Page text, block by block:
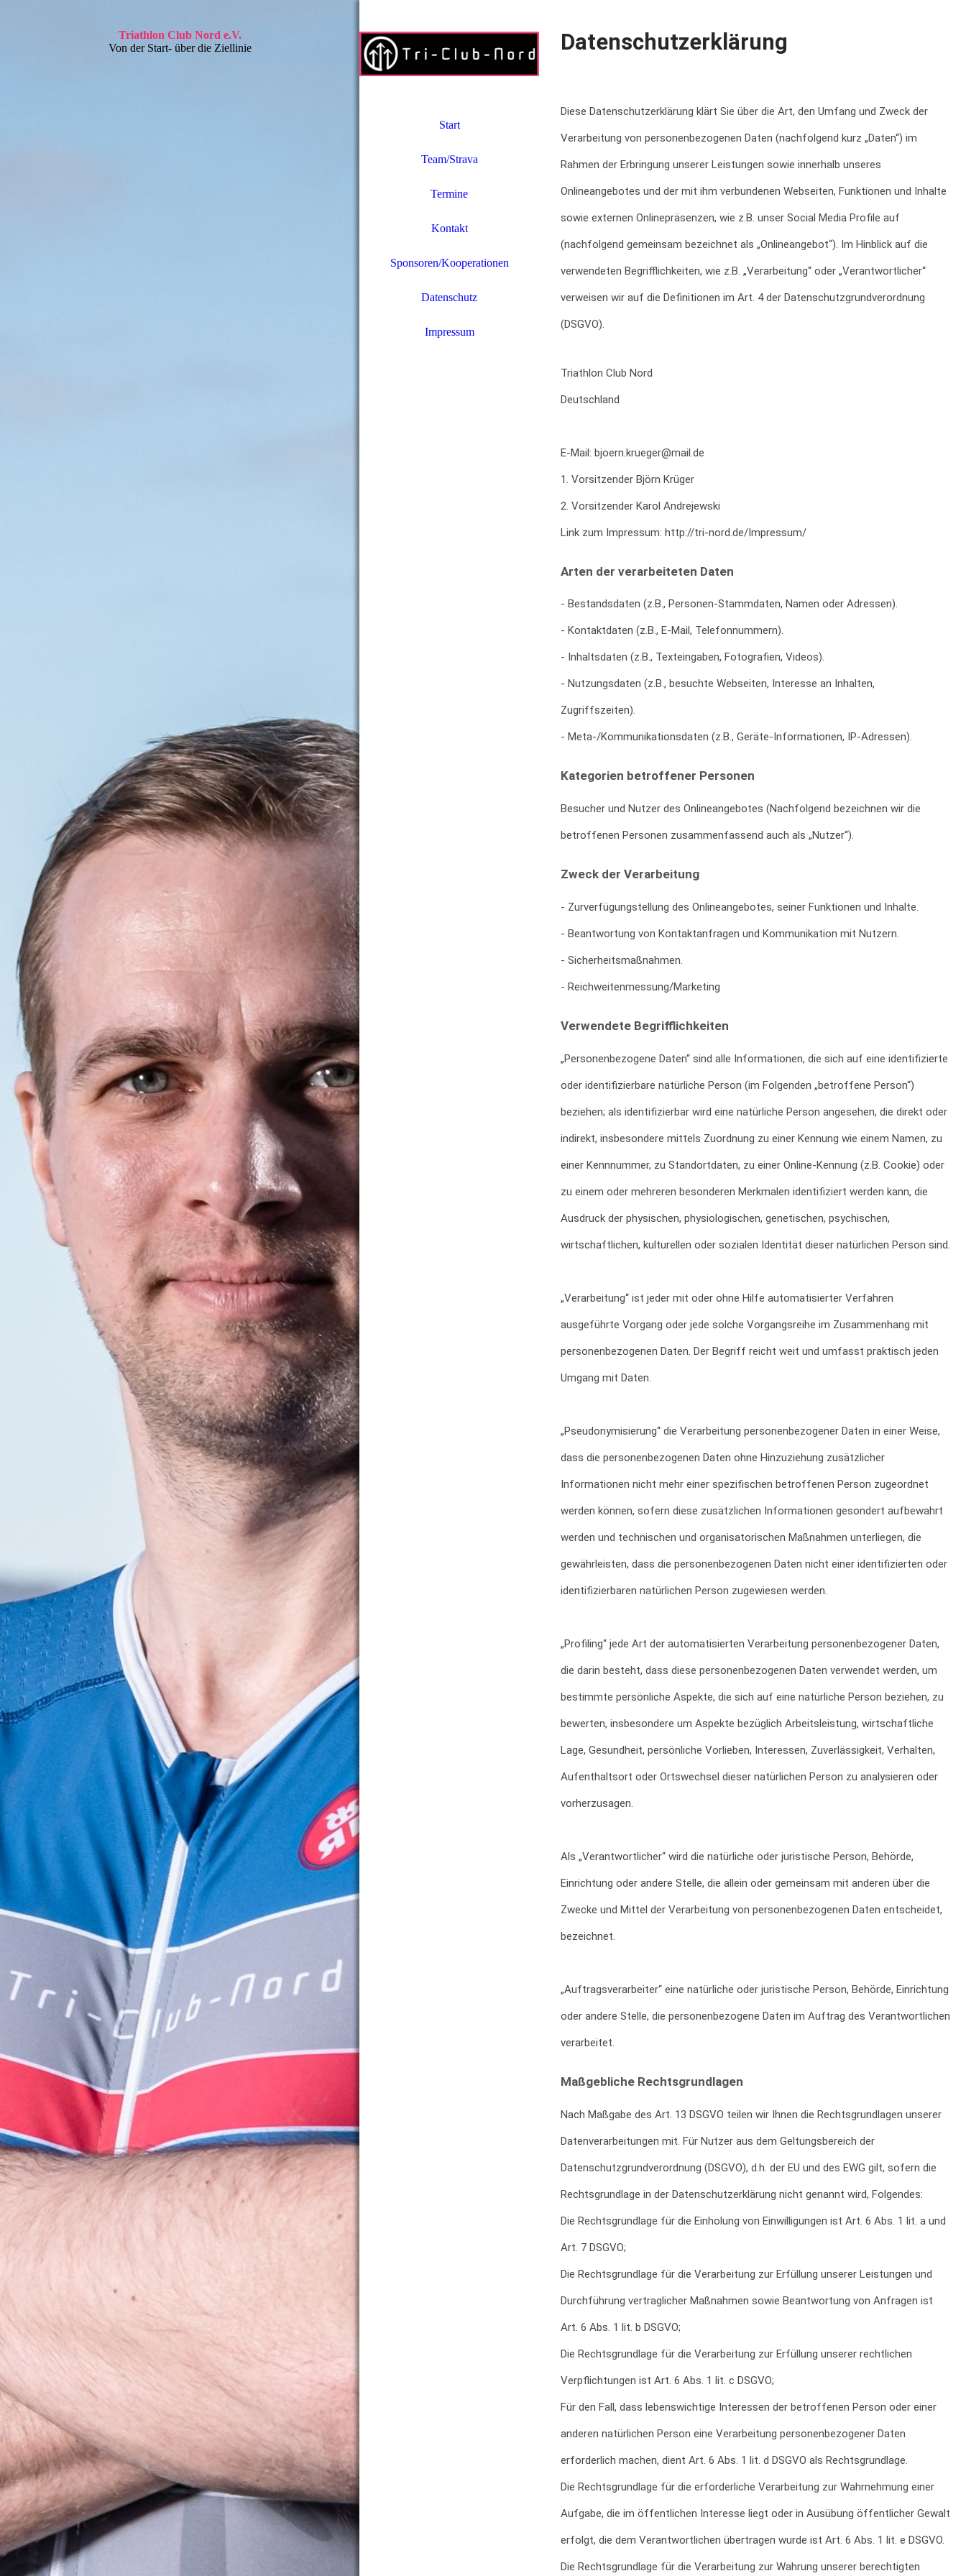
Triathlon Club Nord e.V.
Von der Start- über die Ziellinie
Start
Team/Strava
Termine
Kontakt
Sponsoren/Kooperationen
Datenschutz
Impressum
Datenschutzerklärung
Diese Datenschutzerklärung klärt Sie über die Art, den Umfang und Zweck der
Verarbeitung von personenbezogenen Daten (nachfolgend kurz „Daten“) im
Rahmen der Erbringung unserer Leistungen sowie innerhalb unseres
Onlineangebotes und der mit ihm verbundenen Webseiten, Funktionen und Inhalte
sowie externen Onlinepräsenzen, wie z.B. unser Social Media Profile auf
(nachfolgend gemeinsam bezeichnet als „Onlineangebot“). Im Hinblick auf die
verwendeten Begrifflichkeiten, wie z.B. „Verarbeitung“ oder „Verantwortlicher“
verweisen wir auf die Definitionen im Art. 4 der Datenschutzgrundverordnung
(DSGVO).
Triathlon Club Nord
Deutschland
E-Mail: bjoern.krueger@mail.de
1. Vorsitzender Björn Krüger
2. Vorsitzender Karol Andrejewski
Link zum Impressum: http://tri-nord.de/Impressum/
Arten der verarbeiteten Daten
- Bestandsdaten (z.B., Personen-Stammdaten, Namen oder Adressen).
- Kontaktdaten (z.B., E-Mail, Telefonnummern).
- Inhaltsdaten (z.B., Texteingaben, Fotografien, Videos).
- Nutzungsdaten (z.B., besuchte Webseiten, Interesse an Inhalten,
Zugriffszeiten).
- Meta-/Kommunikationsdaten (z.B., Geräte-Informationen, IP-Adressen).
Kategorien betroffener Personen
Besucher und Nutzer des Onlineangebotes (Nachfolgend bezeichnen wir die
betroffenen Personen zusammenfassend auch als „Nutzer“).
Zweck der Verarbeitung
- Zurverfügungstellung des Onlineangebotes, seiner Funktionen und Inhalte.
- Beantwortung von Kontaktanfragen und Kommunikation mit Nutzern.
- Sicherheitsmaßnahmen.
- Reichweitenmessung/Marketing
Verwendete Begrifflichkeiten
„Personenbezogene Daten“ sind alle Informationen, die sich auf eine identifizierte
oder identifizierbare natürliche Person (im Folgenden „betroffene Person“)
beziehen; als identifizierbar wird eine natürliche Person angesehen, die direkt oder
indirekt, insbesondere mittels Zuordnung zu einer Kennung wie einem Namen, zu
einer Kennnummer, zu Standortdaten, zu einer Online-Kennung (z.B. Cookie) oder
zu einem oder mehreren besonderen Merkmalen identifiziert werden kann, die
Ausdruck der physischen, physiologischen, genetischen, psychischen,
wirtschaftlichen, kulturellen oder sozialen Identität dieser natürlichen Person sind.
„Verarbeitung“ ist jeder mit oder ohne Hilfe automatisierter Verfahren
ausgeführte Vorgang oder jede solche Vorgangsreihe im Zusammenhang mit
personenbezogenen Daten. Der Begriff reicht weit und umfasst praktisch jeden
Umgang mit Daten.
„Pseudonymisierung“ die Verarbeitung personenbezogener Daten in einer Weise,
dass die personenbezogenen Daten ohne Hinzuziehung zusätzlicher
Informationen nicht mehr einer spezifischen betroffenen Person zugeordnet
werden können, sofern diese zusätzlichen Informationen gesondert aufbewahrt
werden und technischen und organisatorischen Maßnahmen unterliegen, die
gewährleisten, dass die personenbezogenen Daten nicht einer identifizierten oder
identifizierbaren natürlichen Person zugewiesen werden.
„Profiling“ jede Art der automatisierten Verarbeitung personenbezogener Daten,
die darin besteht, dass diese personenbezogenen Daten verwendet werden, um
bestimmte persönliche Aspekte, die sich auf eine natürliche Person beziehen, zu
bewerten, insbesondere um Aspekte bezüglich Arbeitsleistung, wirtschaftliche
Lage, Gesundheit, persönliche Vorlieben, Interessen, Zuverlässigkeit, Verhalten,
Aufenthaltsort oder Ortswechsel dieser natürlichen Person zu analysieren oder
vorherzusagen.
Als „Verantwortlicher“ wird die natürliche oder juristische Person, Behörde,
Einrichtung oder andere Stelle, die allein oder gemeinsam mit anderen über die
Zwecke und Mittel der Verarbeitung von personenbezogenen Daten entscheidet,
bezeichnet.
„Auftragsverarbeiter“ eine natürliche oder juristische Person, Behörde, Einrichtung
oder andere Stelle, die personenbezogene Daten im Auftrag des Verantwortlichen
verarbeitet.
Maßgebliche Rechtsgrundlagen
Nach Maßgabe des Art. 13 DSGVO teilen wir Ihnen die Rechtsgrundlagen unserer
Datenverarbeitungen mit. Für Nutzer aus dem Geltungsbereich der
Datenschutzgrundverordnung (DSGVO), d.h. der EU und des EWG gilt, sofern die
Rechtsgrundlage in der Datenschutzerklärung nicht genannt wird, Folgendes:
Die Rechtsgrundlage für die Einholung von Einwilligungen ist Art. 6 Abs. 1 lit. a und
Art. 7 DSGVO;
Die Rechtsgrundlage für die Verarbeitung zur Erfüllung unserer Leistungen und
Durchführung vertraglicher Maßnahmen sowie Beantwortung von Anfragen ist
Art. 6 Abs. 1 lit. b DSGVO;
Die Rechtsgrundlage für die Verarbeitung zur Erfüllung unserer rechtlichen
Verpflichtungen ist Art. 6 Abs. 1 lit. c DSGVO;
Für den Fall, dass lebenswichtige Interessen der betroffenen Person oder einer
anderen natürlichen Person eine Verarbeitung personenbezogener Daten
erforderlich machen, dient Art. 6 Abs. 1 lit. d DSGVO als Rechtsgrundlage.
Die Rechtsgrundlage für die erforderliche Verarbeitung zur Wahrnehmung einer
Aufgabe, die im öffentlichen Interesse liegt oder in Ausübung öffentlicher Gewalt
erfolgt, die dem Verantwortlichen übertragen wurde ist Art. 6 Abs. 1 lit. e DSGVO.
Die Rechtsgrundlage für die Verarbeitung zur Wahrung unserer berechtigten